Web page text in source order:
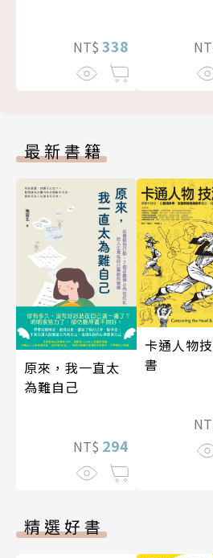
NT$ 338
最新書籍
原來，我一直太
為難自己
NT$ 294
卡通人物
書
精選好書